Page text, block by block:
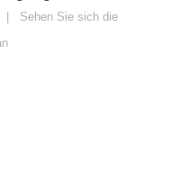
Sehen Sie sich die